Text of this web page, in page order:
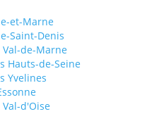
et-Marne
Saint-Denis
de-Marne
Hauts-de-Seine
Yvelines
d'Oise